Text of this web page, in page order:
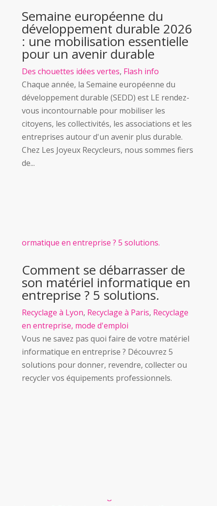
Semaine européenne du
développement durable 2026
: une mobilisation essentielle
pour un avenir durable
Des chouettes idées vertes, Flash info
Chaque année, la Semaine européenne du
développement durable (SEDD) est LE rendez-
vous incontournable pour mobiliser les
citoyens, les collectivités, les associations et les
entreprises autour d'un avenir plus durable.
Chez Les Joyeux Recycleurs, nous sommes fiers
de...
Comment se débarrasser de
son matériel informatique en
entreprise ? 5 solutions.
Recyclage à Lyon, Recyclage à Paris, Recyclage
en entreprise, mode d'emploi
Vous ne savez pas quoi faire de votre matériel
informatique en entreprise ? Découvrez 5
solutions pour donner, revendre, collecter ou
recycler vos équipements professionnels.